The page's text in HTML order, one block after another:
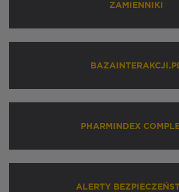
ZAMIENNIKI
PHARMINDEX
ALERTY